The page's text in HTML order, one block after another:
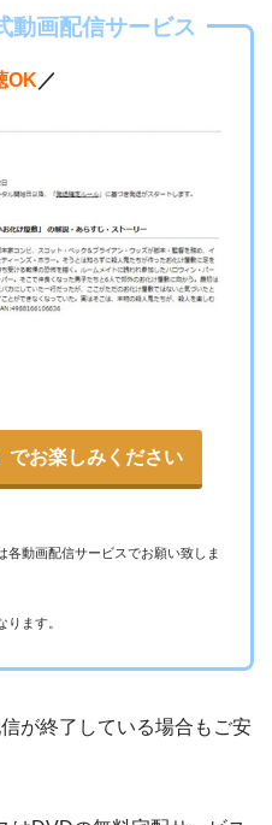
動画配信サービス
OK ／
でお楽しみください
各動画配信サービスでお願い致しま
ります。
が終了している場合もご安